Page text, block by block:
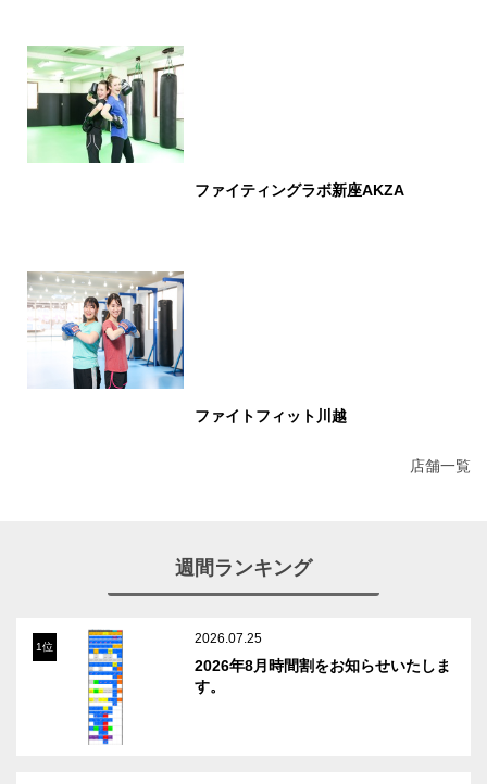
ファイティングラボ新座AKZA
ファイトフィット川越
店舗一覧
週間ランキング
1位
2026.07.25
2026年8月時間割をお知らせいたしま
す。